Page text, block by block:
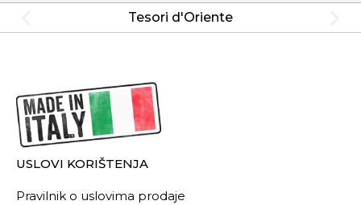
Tesori d'Oriente
USLOVI KORIŠTENJA
Pravilnik o uslovima prodaje